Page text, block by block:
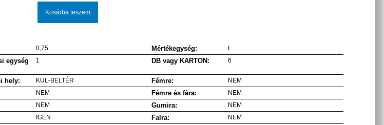
Kosárba teszem
0,75 Mértékegység: L
egység
1 DB vagy KARTON: 6
hely: KÜL-BELTÉR Fémre: NEM
NEM Fémre és fára: NEM
NEM Gumira: NEM
IGEN Falra: NEM